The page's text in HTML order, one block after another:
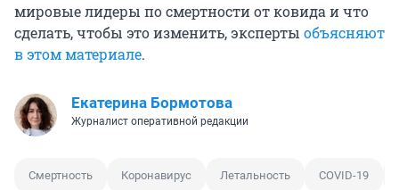
мировые лидеры по смертности от ковида и что
сделать, чтобы это изменить, эксперты объясняют
в этом материале.
Екатерина Бормотова
Журналист оперативной редакции
Смертность Коронавирус Летальность COVID-19